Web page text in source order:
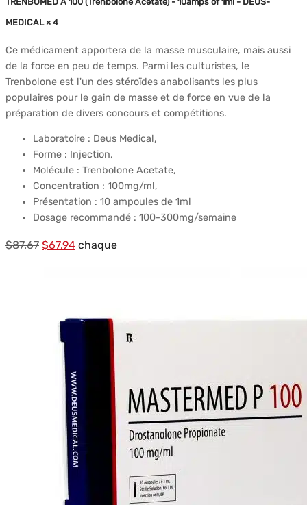
MEDICAL × 4
Ce médicament apportera de la masse musculaire, mais aussi
de la force en peu de temps. Parmi les culturistes, le
Trenbolone est l'un des stéroïdes anabolisants les plus
populaires pour le gain de masse et de force en vue de la
préparation de divers concours et compétitions.
Laboratoire : Deus Medical,
Forme : Injection,
Molécule : Trenbolone Acetate,
Concentration : 100mg/ml,
Présentation : 10 ampoules de 1ml
Dosage recommandé : 100-300mg/semaine
$87.67 Le
$87.67.
$67.94Le
$67.94.
chaque